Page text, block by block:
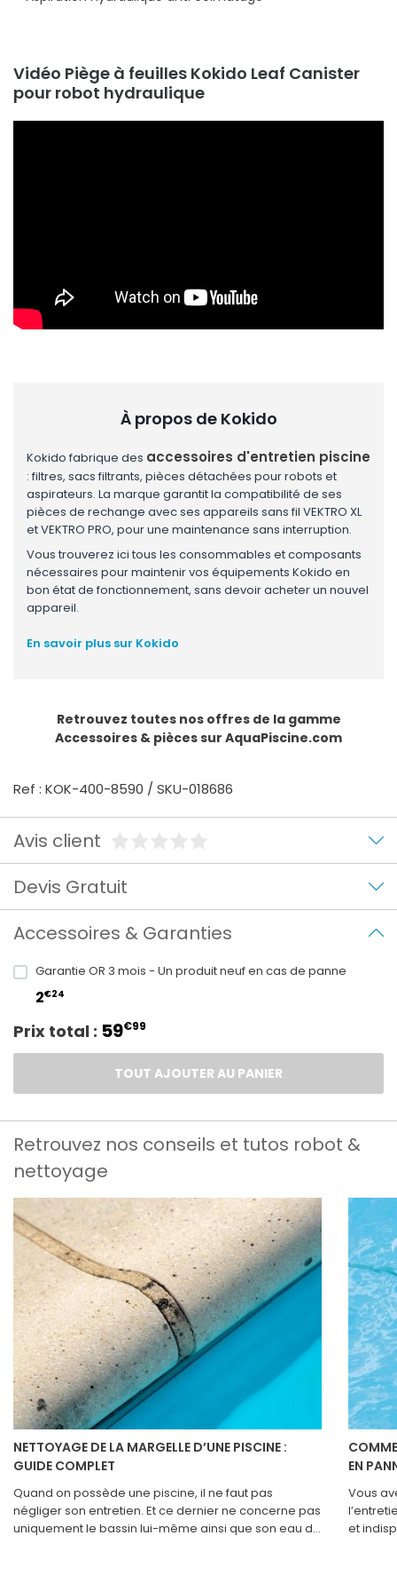
Vidéo Piège à feuilles Kokido Leaf Canister
pour robot hydraulique
À propos de Kokido
Kokido fabrique des accessoires d'entretien piscine
: filtres, sacs filtrants, pièces détachées pour robots et
aspirateurs. La marque garantit la compatibilité de ses
pièces de rechange avec ses appareils sans fil VEKTRO XL
et VEKTRO PRO, pour une maintenance sans interruption.
Vous trouverez ici tous les consommables et composants
nécessaires pour maintenir vos équipements Kokido en
bon état de fonctionnement, sans devoir acheter un nouvel
appareil.
En savoir plus sur Kokido
Retrouvez toutes nos offres de la gamme
Accessoires & piècessur AquaPiscine.com
Ref : KOK-400-8590 / SKU-018686
Avis client
Devis Gratuit
Accessoires & Garanties
Garantie OR 3 mois - Un produit neuf en cas de panne
2€24
Prix total : 59€99
TOUT AJOUTER AU PANIER
Retrouvez nos conseils et tutos robot &
nettoyage
NETTOYAGE DE LA MARGELLE D’UNE PISCINE :
GUIDE COMPLET
Quand on possède une piscine, il ne faut pas
négliger son entretien. Et ce dernier ne concerne pas
uniquement le bassin lui-même ainsi que son eau de
EN
Vous
et